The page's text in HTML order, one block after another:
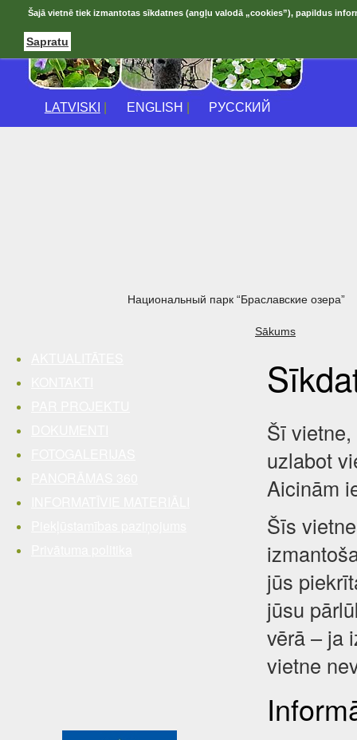
LATVISKI ENGLISH РУССКИЙ
Национальный парк “Браславские озера”
Sākums
Šī
uzlabot
Aicinām
Šīs
jūs
jūsu
vērā – ja
vietne
Šajā vietnē tiek izmantotas sīkdatnes (angļu valodā „cookies”), papildus
Sapratu